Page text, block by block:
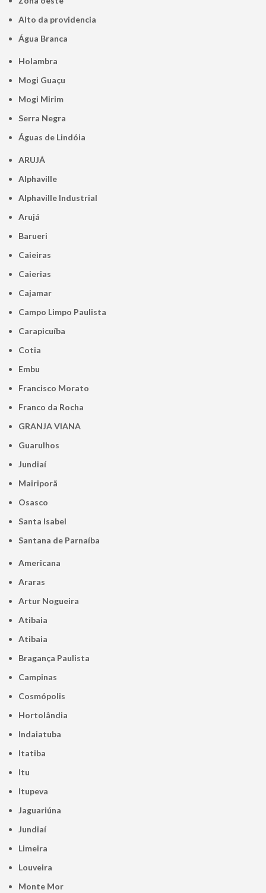
alto da providencia
Água Branca
Holambra
Mogi Guaçu
Mogi Mirim
Serra Negra
Águas de Lindóia
ARUJÁ
Alphaville
Alphaville Industrial
Arujá
Barueri
Caieiras
Caierias
Cajamar
Campo Limpo Paulista
Carapicuíba
Cotia
Embu
Francisco Morato
Franco da Rocha
GRANJA VIANA
Guarulhos
Jundiaí
Mairiporã
Osasco
Santa Isabel
Santana de Parnaíba
Americana
Araras
Artur Nogueira
Atibaia
Atibaia
Bragança Paulista
Campinas
Cosmópolis
Hortolândia
Indaiatuba
Itatiba
Itu
Itupeva
Jaguariúna
Jundiaí
Limeira
Louveira
Monte Mor